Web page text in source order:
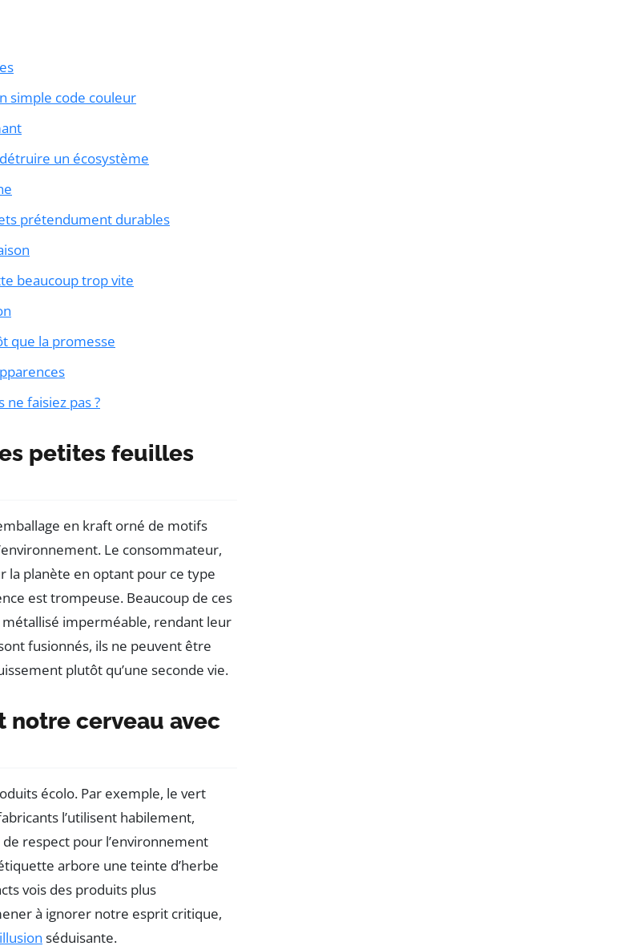
simple code couleur
un écosystème
prétendument durables
beaucoup trop vite
que la promesse
ne faisiez pas ?
petites feuilles
en kraft orné de motifs
Le consommateur,
la planète en optant pour ce type
est trompeuse. Beaucoup de ces
imperméable, rendant leur
fusionnés, ils ne peuvent être
plutôt qu’une seconde vie.
notre cerveau avec
écolo. Par exemple, le vert
l’utilisent habilement,
respect pour l’environnement
arbore une teinte d’herbe
vois des produits plus
à ignorer notre esprit critique,
illusion séduisante.